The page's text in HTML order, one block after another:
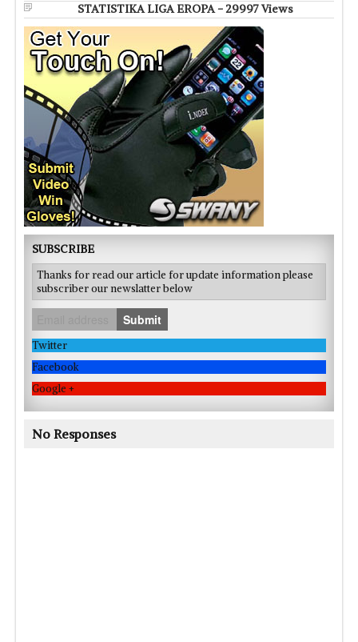
STATISTIKA LIGA EROPA - 29997 Views
SUBSCRIBE
Thanks for read our article for update information please
subscriber our newslatter below
Submit
Twitter
Facebook
Google +
No Responses